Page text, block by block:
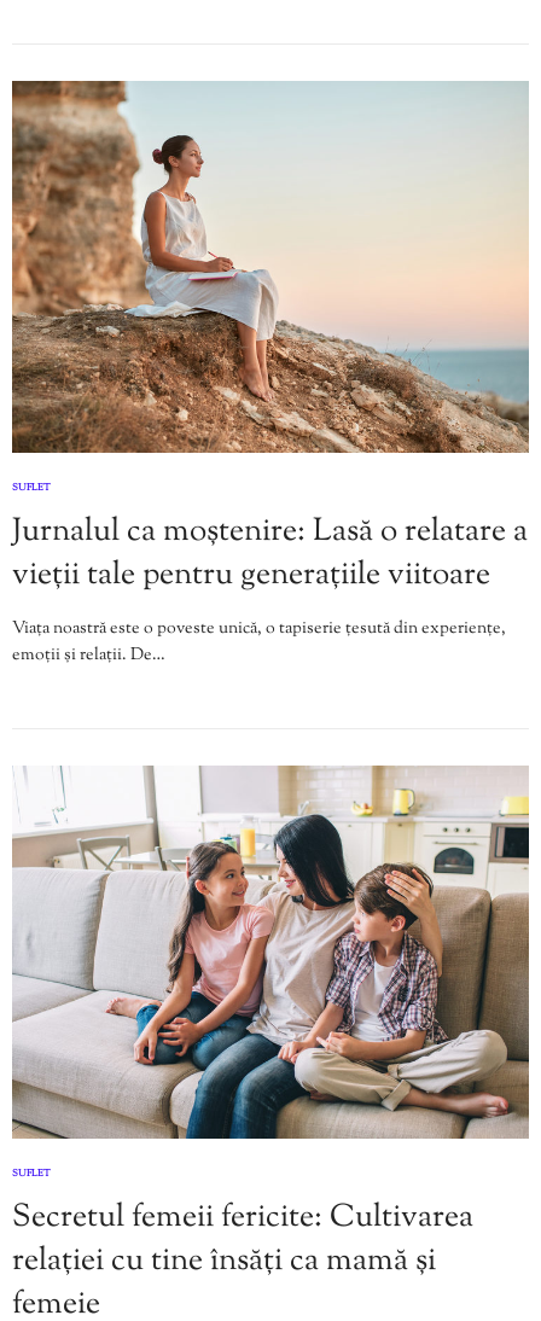
SUFLET
Jurnalul ca moștenire: Lasă o relatare a
vieții tale pentru generațiile viitoare
Viața noastră este o poveste unică, o tapiserie țesută din experiențe,
emoții și relații. De…
SUFLET
Secretul femeii fericite: Cultivarea
relației cu tine însăți ca mamă și
femeie